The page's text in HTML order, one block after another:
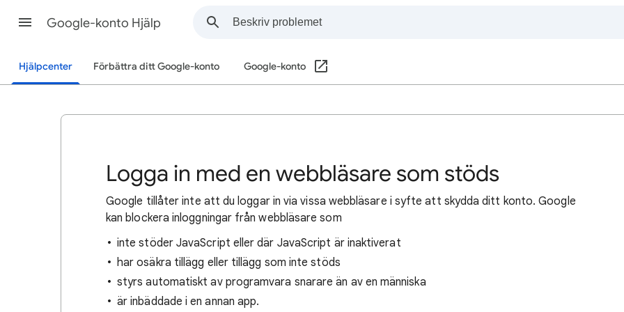
Google-konto Hjälp
Hjälpcenter Förbättra ditt Google-konto Google-konto
Logga in med en webbläsare som stöds
Google tillåter inte att du loggar in via vissa webbläsare i syfte att skydda ditt konto. Google
kan blockera inloggningar från webbläsare som
inte stöder JavaScript eller där JavaScript är inaktiverat
har osäkra tillägg eller tillägg som inte stöds
styrs automatiskt av programvara snarare än av en människa
är inbäddade i en annan app.